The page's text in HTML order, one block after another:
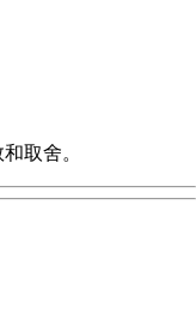
取舍。